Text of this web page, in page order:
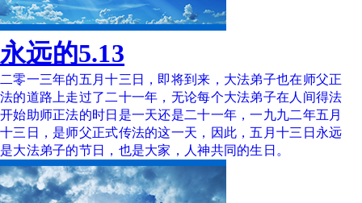
永远的5.13
二零一三年的五月十三日，即将到来，大法弟子也在师父正
法的道路上走过了二十一年，无论每个大法弟子在人间得法
开始助师正法的时日是一天还是二十一年，一九九二年五月
十三日，是师父正式传法的这一天，因此，五月十三日永远
是大法弟子的节日，也是大家，人神共同的生日。